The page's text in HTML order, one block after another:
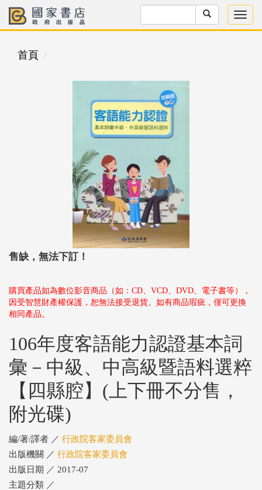
首頁
售缺，無法下訂！
購買產品如為數位影音商品（如：CD、VCD、DVD、電子書等），
因受智慧財產權保護，恕無法接受退貨。如有商品瑕疵，僅可更換
相同產品。
106年度客語能力認證基本詞
彙－中級、中高級暨語料選粹
【四縣腔】(上下冊不分售，
附光碟)
編/著/譯者 ／ 行政院客家委員會
出版機關 ／ 行政院客家委員會
出版日期 ／ 2017-07
主題分類 ／